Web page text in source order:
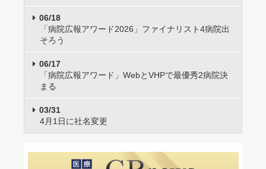
06/18
「病院広報アワード2026」ファイナリスト4病院出
そろう
06/17
「病院広報アワード」WebとVHPで最優秀2病院決
まる
03/31
4月1日に社名変更